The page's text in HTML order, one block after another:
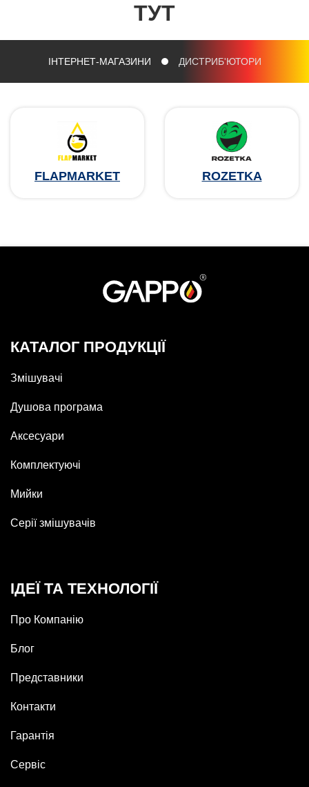
ТУТ
ІНТЕРНЕТ-МАГАЗИНИ ДИСТРИБ'ЮТОРИ
FLAPMARKET ROZETKA
КАТАЛОГ ПРОДУКЦІЇ
Змішувачі
Душова програма
Аксесуари
Комплектуючі
Мийки
Серії змішувачів
ІДЕЇ ТА ТЕХНОЛОГІЇ
Про Компанію
Блог
Представники
Контакти
Гарантія
Сервіс